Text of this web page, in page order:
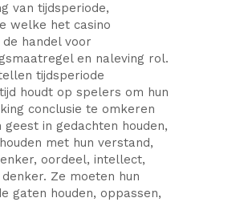
van tijdsperiode,
welke het casino
handel voor
en naleving rol.
tijdsperiode
houdt op spelers om hun
conclusie te omkeren
geest in gedachten houden,
met hun verstand,
oordeel, intellect,
Ze moeten hun
gaten houden, oppassen,